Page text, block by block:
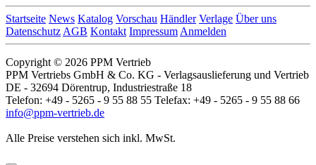
Startseite News Katalog Vorschau Händler Verlage Über uns
Datenschutz AGB Kontakt Impressum Anmelden
Copyright © 2026 PPM Vertrieb
PPM Vertriebs GmbH & Co. KG - Verlagsauslieferung und Vertrieb
DE - 32694 Dörentrup, Industriestraße 18
Telefon: +49 - 5265 - 9 55 88 55 Telefax: +49 - 5265 - 9 55 88 66
info@ppm-vertrieb.de
Alle Preise verstehen sich inkl. MwSt.